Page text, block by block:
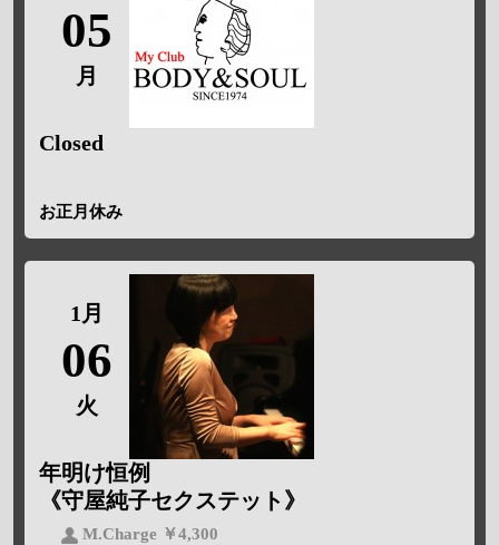
05
月
Closed
お正月休み
1月
06
火
年明け恒例
《守屋純子セクステット》
M.Charge ￥4,300